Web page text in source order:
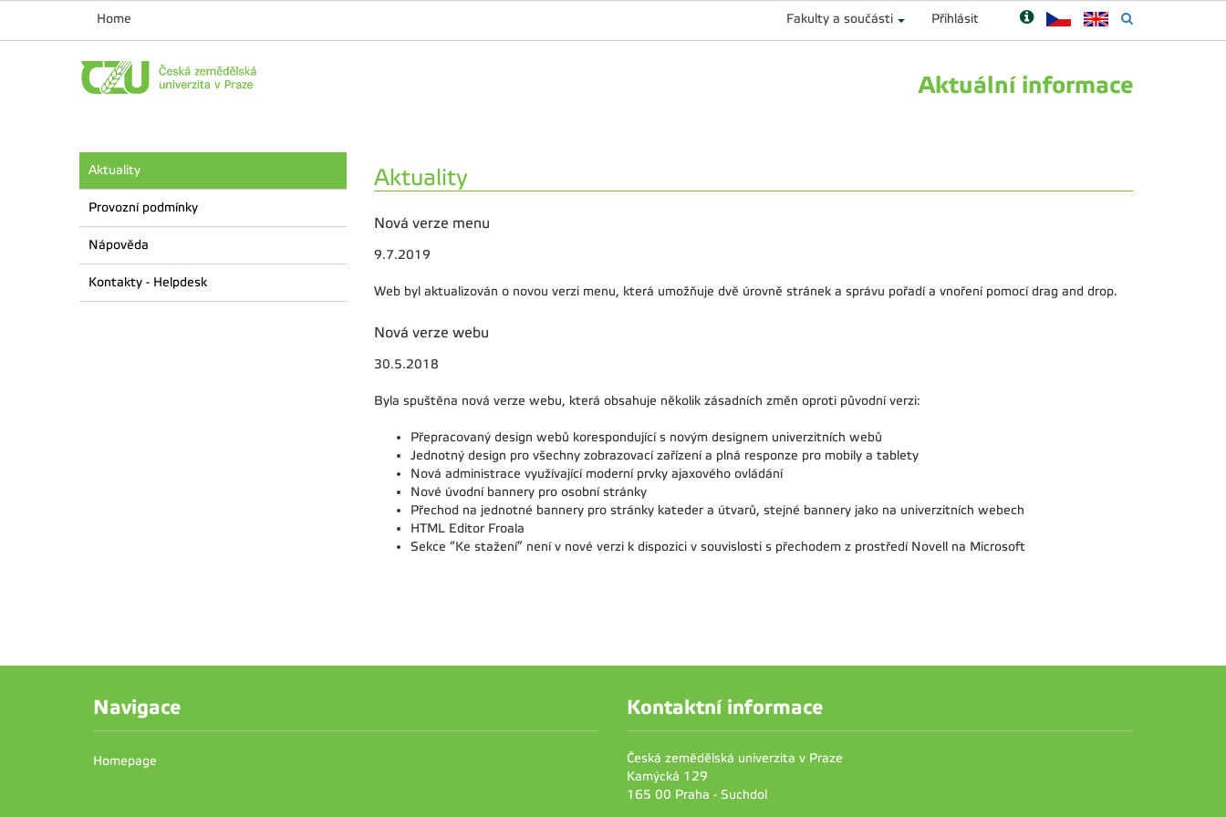
Home Fakulty a součásti Přihlásit
Aktuální informace
Aktuality
Provozní podmínky
Nápověda
Kontakty - Helpdesk
Aktuality
Nová verze menu
9.7.2019
Web byl aktualizován o novou verzi menu, která umožňuje dvě úrovně stránek a správu pořadí a vnoření pomocí drag and drop.
Nová verze webu
30.5.2018
Byla spuštěna nová verze webu, která obsahuje několik zásadních změn oproti původní verzi:
Přepracovaný design webů korespondující s novým designem univerzitních webů
Jednotný design pro všechny zobrazovací zařízení a plná responze pro mobily a tablety
Nová administrace využívající moderní prvky ajaxového ovládání
Nové úvodní bannery pro osobní stránky
Přechod na jednotné bannery pro stránky kateder a útvarů, stejné bannery jako na univerzitních webech
HTML Editor Froala
Sekce “Ke stažení” není v nové verzi k dispozici v souvislosti s přechodem z prostředí Novell na Microsoft
Navigace
Homepage
Kontaktní informace
Česká zemědělská univerzita v Praze
Kamýcká 129
165 00 Praha - Suchdol